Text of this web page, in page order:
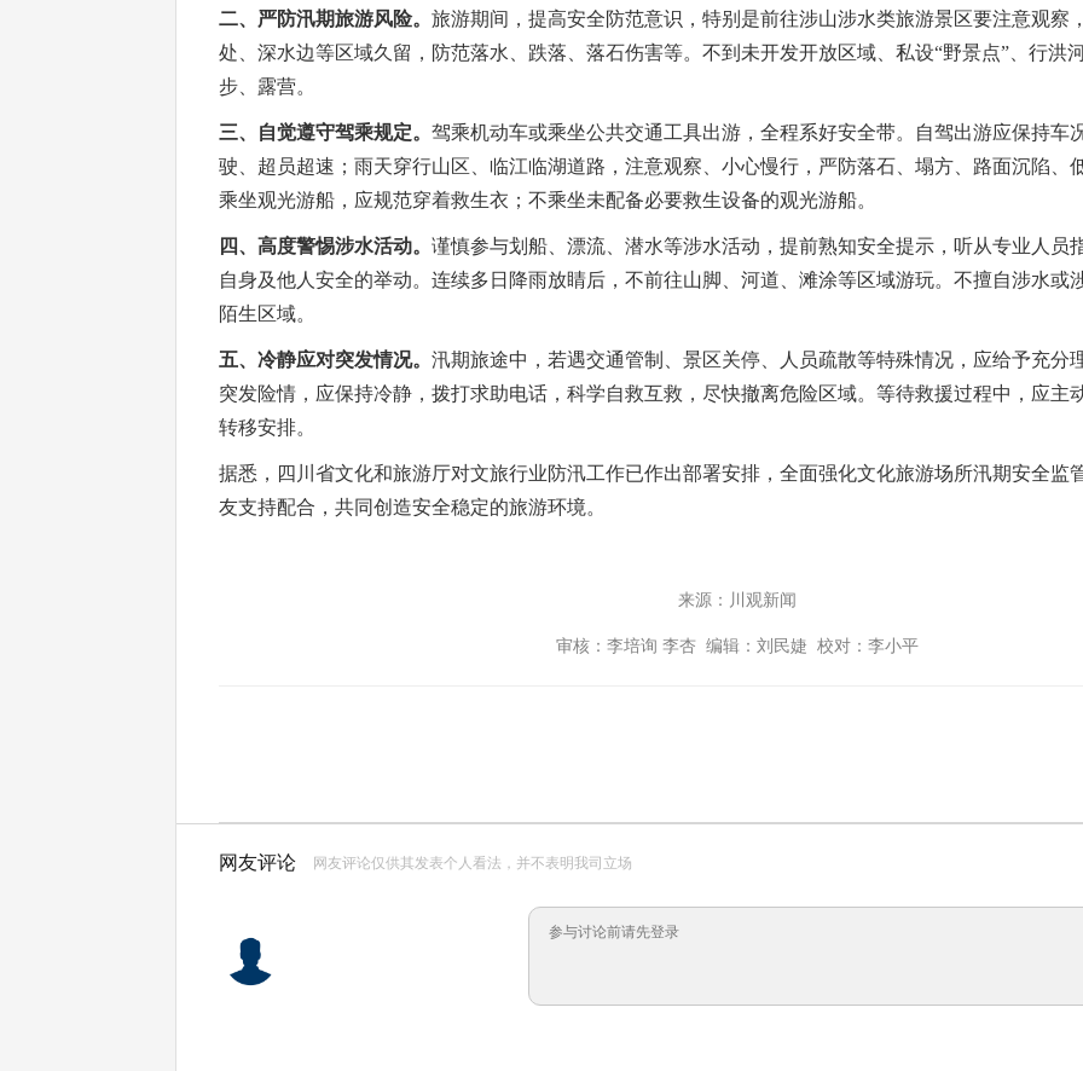
二、严防汛期旅游风险。 旅游期间，提高安全防范意识，特别是前往涉山涉水类旅游景区要注意观察
处、深水边等区域久留，防范落水、跌落、落石伤害等。不到未开发开放区域、私设“野景点”、行洪
步、露营。
三、自觉遵守驾乘规定。 驾乘机动车或乘坐公共交通工具出游，全程系好安全带。自驾出游应保持车
驶、超员超速；雨天穿行山区、临江临湖道路，注意观察、小心慢行，严防落石、塌方、路面沉陷、
乘坐观光游船，应规范穿着救生衣；不乘坐未配备必要救生设备的观光游船。
四、高度警惕涉水活动。 谨慎参与划船、漂流、潜水等涉水活动，提前熟知安全提示，听从专业人员
自身及他人安全的举动。连续多日降雨放睛后，不前往山脚、河道、滩涂等区域游玩。不擅自涉水或
陌生区域。
五、冷静应对突发情况。 汛期旅途中，若遇交通管制、景区关停、人员疏散等特殊情况，应给予充分
突发险情，应保持冷静，拨打求助电话，科学自救互救，尽快撤离危险区域。等待救援过程中，应主
转移安排。
据悉，四川省文化和旅游厅对文旅行业防汛工作已作出部署安排，全面强化文化旅游场所汛期安全监
友支持配合，共同创造安全稳定的旅游环境。
来源：川观新闻
审核：李培询 李杏 编辑：刘民婕 校对：李小平
网友评论 网友评论仅供其发表个人看法，并不表明我司立场